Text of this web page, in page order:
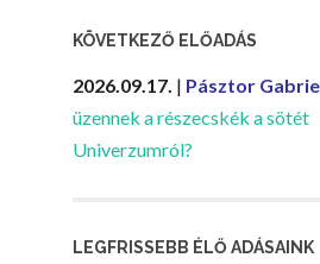
KÖVETKEZŐ ELŐADÁS
2026.09.17. | Pásztor
üzennek a részecskék a sötét
Univerzumról?
LEGFRISSEBB ÉLŐ ADÁSAINK